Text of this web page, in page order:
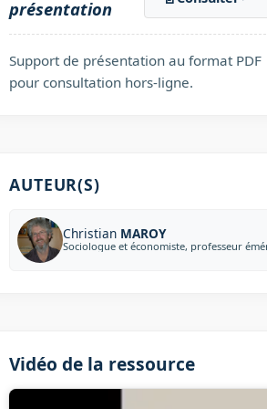
présentation
Support de présentation au format PDF
pour consultation hors-ligne.
AUTEUR(S)
Christian MAROY
Sociologue et économiste, professeur
Vidéo de la ressource